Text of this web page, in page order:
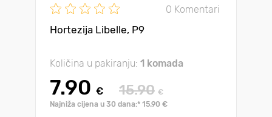
0 Komentari
Hortezija Libelle, P9
Količina u pakiranju: 1 komada
7.90 € 15.90 €
Najniža cijena u 30 dana:* 15.90 €